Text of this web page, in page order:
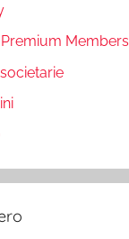
Members